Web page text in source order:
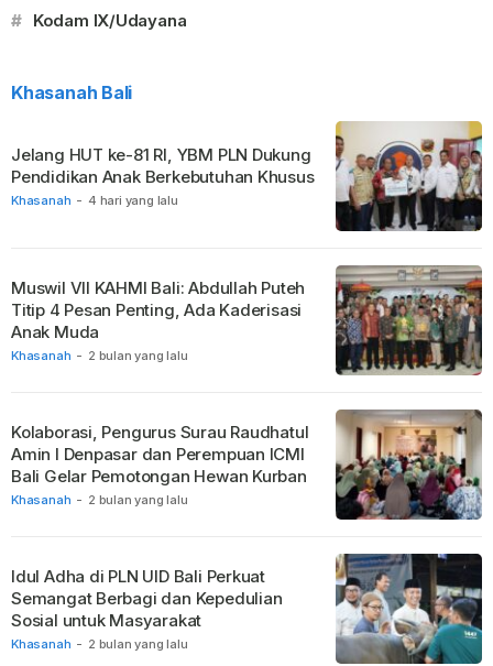
# Kodam IX/Udayana
Khasanah Bali
Khasanah - 4 hari yang lalu
Jelang HUT ke-81 RI, YBM PLN Dukung
Pendidikan Anak Berkebutuhan Khusus
Khasanah - 2 bulan yang lalu
Muswil VII KAHMI Bali: Abdullah Puteh
Titip 4 Pesan Penting, Ada Kaderisasi
Anak Muda
Khasanah - 2 bulan yang lalu
Kolaborasi, Pengurus Surau Raudhatul
Amin I Denpasar dan Perempuan ICMI
Bali Gelar Pemotongan Hewan Kurban
Khasanah - 2 bulan yang lalu
Idul Adha di PLN UID Bali Perkuat
Semangat Berbagi dan Kepedulian
Sosial untuk Masyarakat